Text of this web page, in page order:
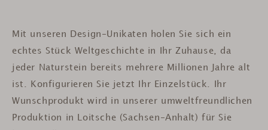
Mit unseren Design-Unikaten holen Sie sich ein
echtes Stück Weltgeschichte in Ihr Zuhause, da
jeder Naturstein bereits mehrere Millionen Jahre alt
ist.
Konfigurieren Sie jetzt Ihr Einzelstück. Ihr
Wunschprodukt wird in unserer umweltfreundlichen
Produktion in Loitsche (Sachsen-Anhalt) für Sie